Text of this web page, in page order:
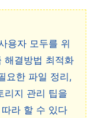
용자 모두를 위
해결방법 최적화
요한 파일 정리,
리지 관리 팁을
라 할 수 있다